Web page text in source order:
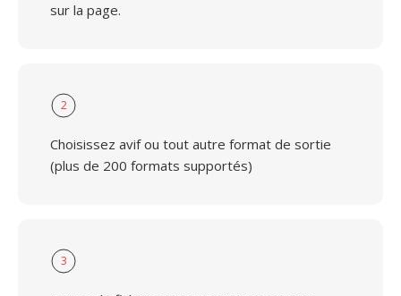
sur la page.
2
Choisissez avif ou tout autre format de sortie
(plus de 200 formats supportés)
3